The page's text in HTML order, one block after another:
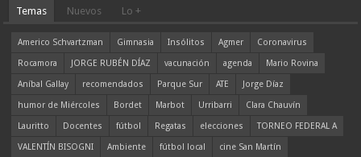
Temas Nuevos Lo +
Americo Schvartzman Gimnasia Insólitos Agmer
Coronavirus
Rocamora
JORGE RUBÉN DÍAZ vacunación agenda
Mario Rovina
Aníbal Gallay
recomendados Parque Sur ATE
Jorge Díaz
humor de Miércoles
Bordet Marbot Urribarri
Clara Chauvín
Lauritto
Docentes fútbol Regatas elecciones
TORNEO FEDERAL A
VALENTÍN BISOGNI
Ambiente fútbol local cine San Martín